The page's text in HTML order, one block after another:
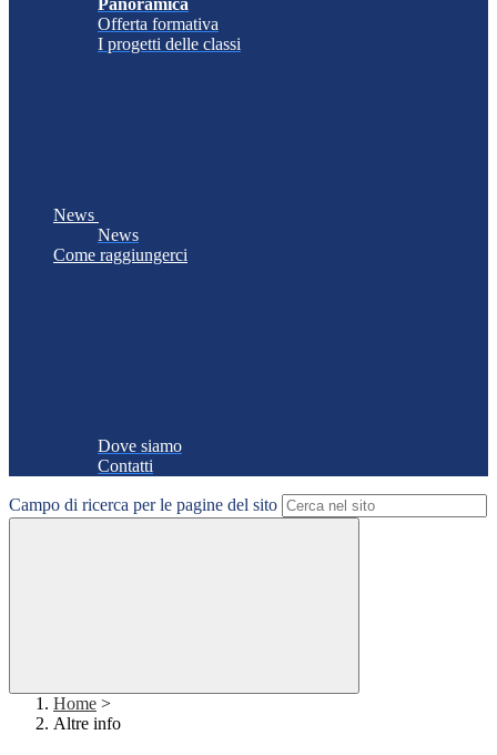
Panoramica
Offerta formativa
I progetti delle classi
News
News
Come raggiungerci
Dove siamo
Contatti
Campo di ricerca per le pagine del sito
Home >
Altre info